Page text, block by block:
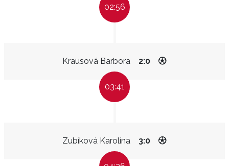
02:56
Krausová Barbora 2:0
03:41
Zubíková Karolína 3:0